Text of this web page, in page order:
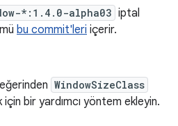
*:1.4.0-alpha03 iptal
bu commit'leri içerir.
WindowSizeClass
bir yardımcı yöntem ekleyin.